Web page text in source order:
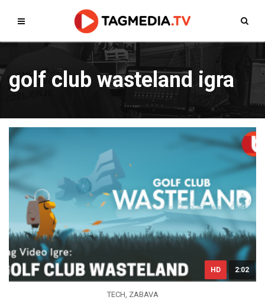
golf club wasteland igra
HD 2:02
TECH, ZABAVA